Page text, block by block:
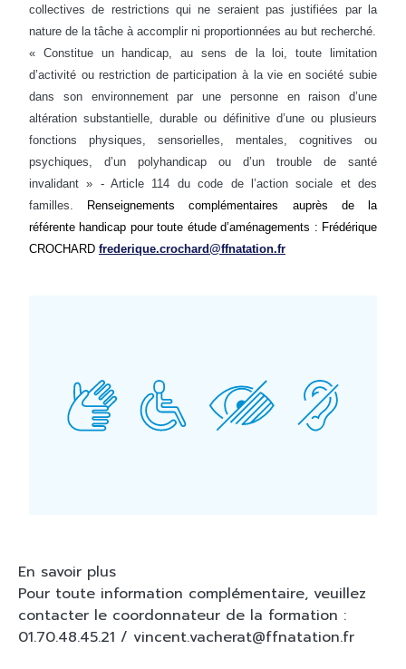
collectives de restrictions qui ne seraient pas justifiées par la
nature de la tâche à accomplir ni proportionnées au but recherché.
« Constitue un handicap, au sens de la loi, toute limitation
d’activité ou restriction de participation à la vie en société subie
dans son environnement par une personne en raison d’une
altération substantielle, durable ou définitive d’une ou plusieurs
fonctions physiques, sensorielles, mentales, cognitives ou
psychiques, d’un polyhandicap ou d’un trouble de santé
invalidant » - Article 114 du code de l’action sociale et des
familles.
Renseignements complémentaires auprès de la
référente handicap pour toute étude d’aménagements : Frédérique
CROCHARD frederique.crochard@ffnatation.fr
En savoir plus
Pour toute information complémentaire, veuillez
contacter le coordonnateur de la formation :
01.70.48.45.21 / vincent.vacherat@ffnatation.fr